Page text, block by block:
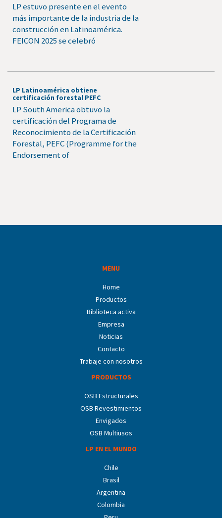
LP estuvo presente en el evento
más importante de la industria de la
construcción en Latinoamérica.
FEICON 2025 se celebró
LP Latinoamérica obtiene
certificación forestal PEFC
LP South America obtuvo la
certificación del Programa de
Reconocimiento de la Certificación
Forestal, PEFC (Programme for the
Endorsement of
MENU
Home
Productos
Biblioteca activa
Empresa
Noticias
Contacto
Trabaje con nosotros
PRODUCTOS
OSB Estructurales
OSB Revestimientos
Envigados
OSB Multiusos
LP EN EL MUNDO
Chile
Brasil
Argentina
Colombia